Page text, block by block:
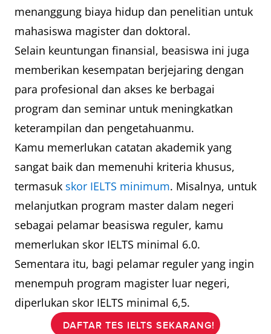
menanggung biaya hidup dan penelitian untuk
mahasiswa magister dan doktoral.
Selain keuntungan finansial, beasiswa ini juga
memberikan kesempatan berjejaring dengan
para profesional dan akses ke berbagai
program dan seminar untuk meningkatkan
keterampilan dan pengetahuanmu.
Kamu memerlukan catatan akademik yang
sangat baik dan memenuhi kriteria khusus,
termasuk skor IELTS minimum. Misalnya, untuk
melanjutkan program master dalam negeri
sebagai pelamar beasiswa reguler, kamu
memerlukan skor IELTS minimal 6.0.
Sementara itu, bagi pelamar reguler yang ingin
menempuh program magister luar negeri,
diperlukan skor IELTS minimal 6,5.
DAFTAR TES IELTS SEKARANG!